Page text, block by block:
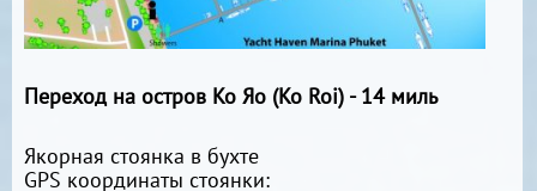
Переход на остров Ко Яо (Ko Roi) - 14 миль
Якорная стоянка в бухте
GPS координаты стоянки: